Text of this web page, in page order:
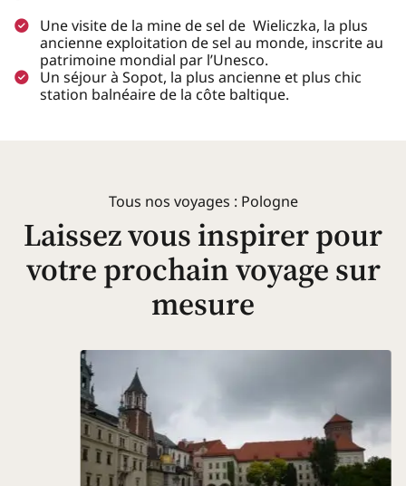
Une visite de la mine de sel de Wieliczka, la plus
ancienne exploitation de sel au monde, inscrite au
patrimoine mondial par l’Unesco.
Un séjour à Sopot, la plus ancienne et plus chic
station balnéaire de la côte baltique.
Tous nos voyages : Pologne
Laissez vous inspirer pour
votre prochain voyage sur
mesure